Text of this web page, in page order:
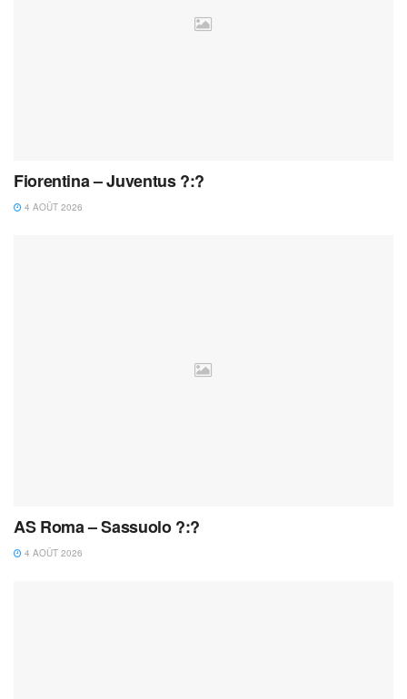
Fiorentina – Juventus ?:?
4 AOÛT 2026
AS Roma – Sassuolo ?:?
4 AOÛT 2026